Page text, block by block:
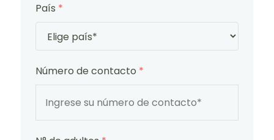
País *
Número de contacto *